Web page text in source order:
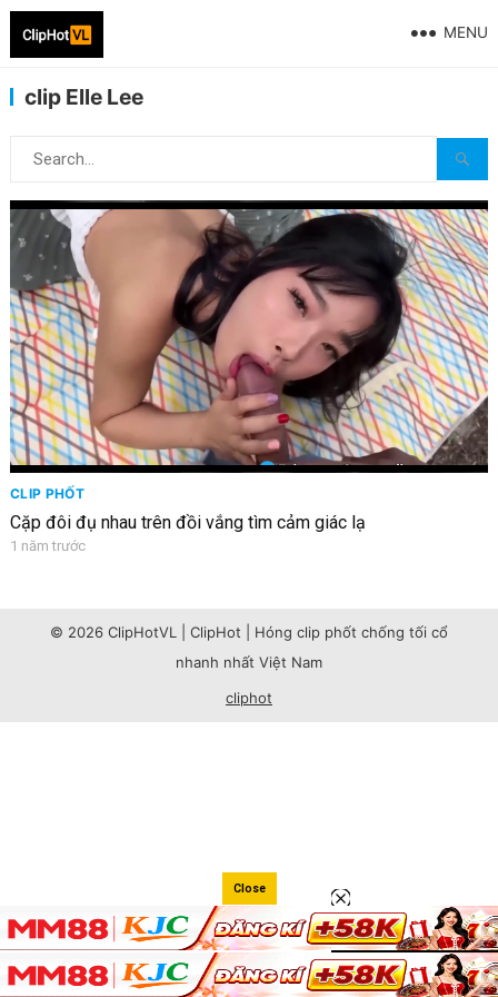
MENU
clip Elle Lee
CLIP PHỐT
Cặp đôi đụ nhau trên đồi vắng tìm cảm giác lạ
1 năm trước
© 2026 ClipHotVL | ClipHot | Hóng clip phốt chống tối cổ
nhanh nhất Việt Nam
cliphot
Close